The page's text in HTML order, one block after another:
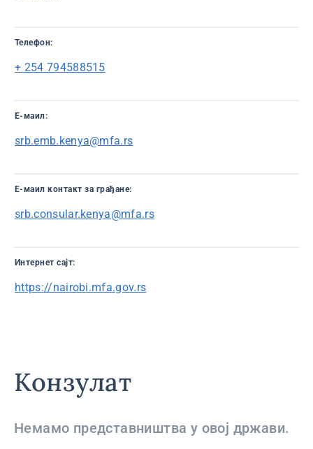
Телефон:
+ 254 794588515
Е-маил:
srb.emb.kenya@mfa.rs
E-маил контaкт за грађане:
srb.consular.kenya@mfa.rs
Интернет сајт:
https://nairobi.mfa.gov.rs
Конзулат
Немамо представништва у овој држави.